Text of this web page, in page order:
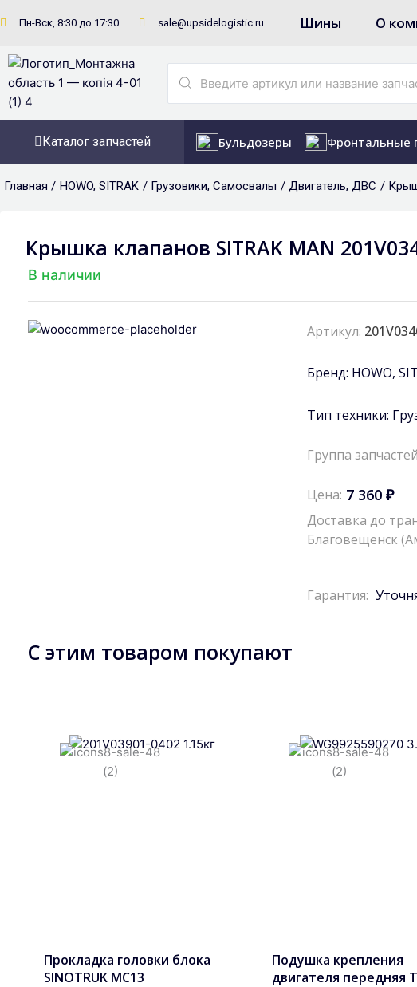
к
Пн-Вск, 8:30 до 17:30 sale@upsidelogistic.ru Шины О
Каталог запчастей Бульдозеры Фронтальные
Главная / HOWO, SITRAK / Грузовики, Самосвалы / Двигатель, ДВС /
Крышка клапанов SITRAK MAN
В наличии
Артикул:
Бренд: HOWO,
Тип техники:
Группа
Цена: 7 360 ₽
Доставка до
Благовещенск
Гарантия:
С этим товаром покупают
Прокладка головки блока
SINOTRUK MC13
Подушка крепления
двигателя передняя